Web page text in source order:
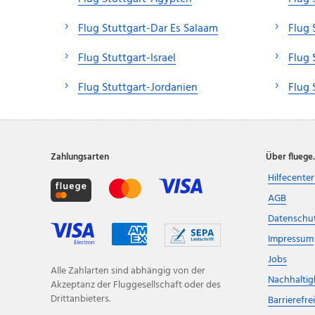
Flug Stuttgart-Dar Es Salaam
Flug Stuttgart-Israel
Flug Stuttgart-Jordanien
Flug
Flug
Flug